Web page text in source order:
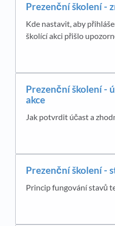
Prezenční školení -
Kde nastavit, aby
školící akci přišlo
Prezenční školení -
akce
Jak potvrdit účast a
Prezenční školení -
Princip fungování stavů